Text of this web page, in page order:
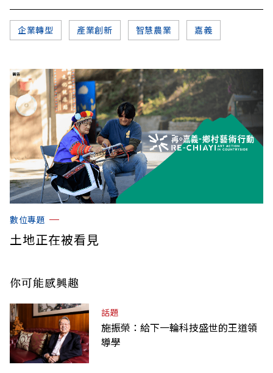
企業轉型 產業創新 智慧農業 嘉義
數位專題
土地正在被看見
你可能感興趣
話題
施振榮：給下一輪科技盛世的王道領
導學